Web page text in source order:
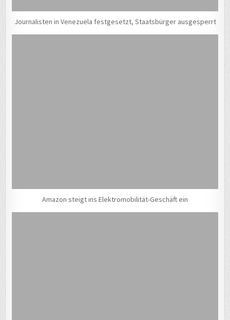
Journalisten in Venezuela festgesetzt, Staatsbürger ausgesperrt
Amazon steigt ins Elektromobilität-Geschäft ein